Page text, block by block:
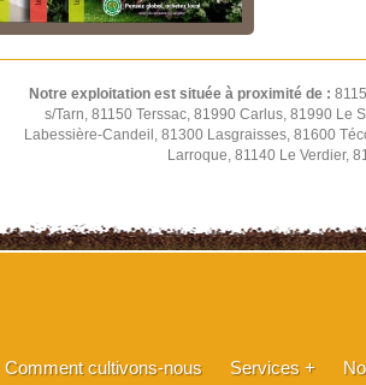
Notre exploitation est située à proximité de :
s/Tarn, 81150 Terssac, 81990 Carlus, 81990 Le
Labessière-Candeil, 81300 Lasgraisses, 81600
Larroque, 81140 Le Verdier,
Comment cultivons-nous Services +